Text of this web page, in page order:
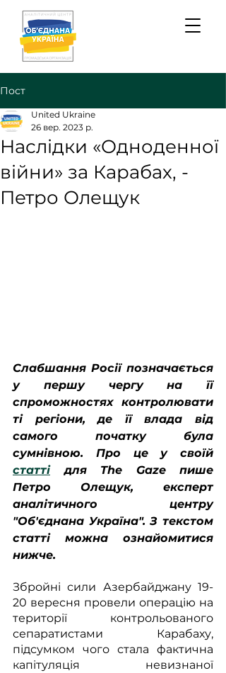
Пост
Наслідки «Одноденної
війни» за Карабах, -
Петро Олещук
United Ukraine
26 вер. 2023 р.
Слабшання Росії позначається
у першу чергу на її
спроможностях контролювати
ті регіони, де її влада від
самого початку була
статті для The Gaze пише
Петро Олещук, експерт
аналітичного центру
"Об'єднана Україна". З текстом
статті можна ознайомитися
нижче.
Збройні сили Азербайджану 19-
20 вересня провели операцію на
території контрольованого
сепаратистами Карабаху,
підсумком чого стала фактична
капітуляція невизнаної